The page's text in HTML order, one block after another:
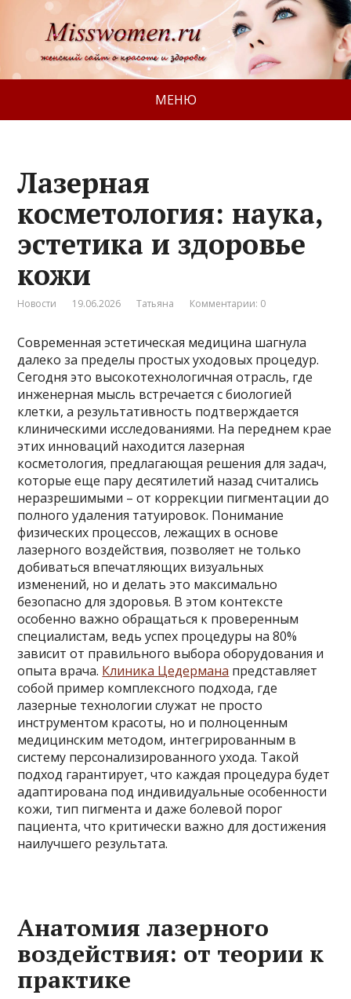
МЕНЮ
Лазерная
косметология: наука,
эстетика и здоровье
кожи
Новости 19.06.2026 Татьяна Комментарии: 0
Современная эстетическая медицина шагнула
далеко за пределы простых уходовых процедур.
Сегодня это высокотехнологичная отрасль, где
инженерная мысль встречается с биологией
клетки, а результативность подтверждается
клиническими исследованиями. На переднем крае
этих инноваций находится лазерная
косметология, предлагающая решения для задач,
которые еще пару десятилетий назад считались
неразрешимыми – от коррекции пигментации до
полного удаления татуировок. Понимание
физических процессов, лежащих в основе
лазерного воздействия, позволяет не только
добиваться впечатляющих визуальных
изменений, но и делать это максимально
безопасно для здоровья. В этом контексте
особенно важно обращаться к проверенным
специалистам, ведь успех процедуры на 80%
зависит от правильного выбора оборудования и
опыта врача. Клиника Цедермана представляет
собой пример комплексного подхода, где
лазерные технологии служат не просто
инструментом красоты, но и полноценным
медицинским методом, интегрированным в
систему персонализированного ухода. Такой
подход гарантирует, что каждая процедура будет
адаптирована под индивидуальные особенности
кожи, тип пигмента и даже болевой порог
пациента, что критически важно для достижения
наилучшего результата.
Анатомия лазерного
воздействия: от теории к
практике